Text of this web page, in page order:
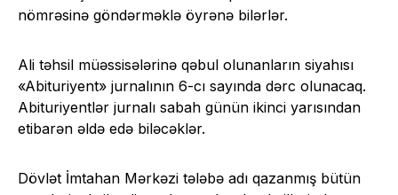
nömrəsinə göndərməklə öyrənə bilərlər.
Ali təhsil müəssisələrinə qəbul olunanların siyahısı
«Abituriyent» jurnalının 6-cı sayında dərc olunacaq.
Abituriyentlər jurnalı sabah günün ikinci yarısından
etibarən əldə edə biləcəklər.
Dövlət İmtahan Mərkəzi tələbə adı qazanmış bütün